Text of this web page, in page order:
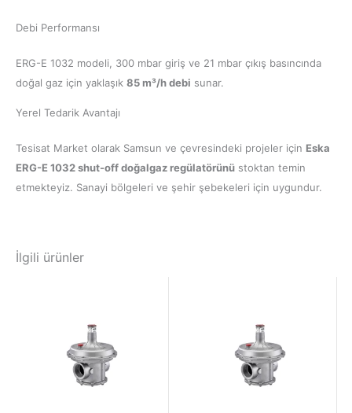
Debi Performansı
ERG-E 1032 modeli, 300 mbar giriş ve 21 mbar çıkış basıncında
doğal gaz için yaklaşık 85 m³/h debi sunar.
Yerel Tedarik Avantajı
Tesisat Market olarak Samsun ve çevresindeki projeler için Eska
ERG-E 1032 shut-off doğalgaz regülatörünü stoktan temin
etmekteyiz. Sanayi bölgeleri ve şehir şebekeleri için uygundur.
İlgili ürünler